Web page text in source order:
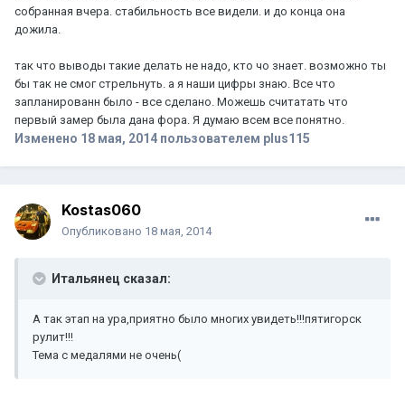
собранная вчера. стабильность все видели. и до конца она
дожила.
так что выводы такие делать не надо, кто чо знает. возможно ты
бы так не смог стрельнуть. а я наши цифры знаю. Все что
запланированн было - все сделано. Можешь считатать что
первый замер была дана фора. Я думаю всем все понятно.
Изменено 18 мая, 2014 пользователем plus115
Kostas060
Опубликовано 18 мая, 2014
Итальянец сказал:
А так этап на ура,приятно было многих увидеть!!!пятигорск
рулит!!!
Тема с медалями не очень(